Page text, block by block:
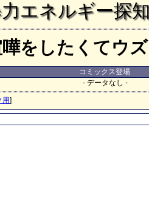
エネルギー探
をしたくてウ
コミックス登場
- データなし -
用]